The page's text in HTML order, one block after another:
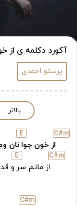
آکورد دکلمه ی از
پرستو احمدی
بالاتر
C#m
از خون جوا
E
نان
C#m
از ماتم سر
E
و
C#m